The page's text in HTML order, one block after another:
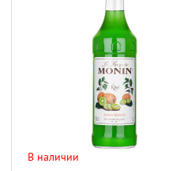
В наличии